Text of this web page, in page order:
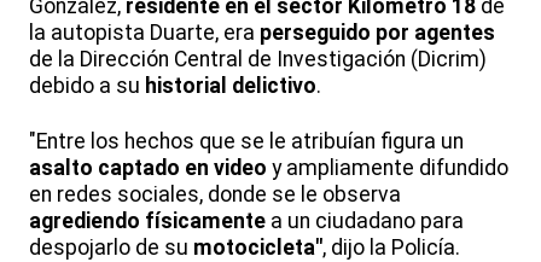
González, residente en el sector Kilómetro 18 de
la autopista Duarte, era perseguido por agentes
de la Dirección Central de Investigación (Dicrim)
debido a su historial delictivo.
"Entre los hechos que se le atribuían figura un
asalto captado en video y ampliamente difundido
en redes sociales, donde se le observa
agrediendo físicamente a un ciudadano para
despojarlo de su motocicleta", dijo la Policía.